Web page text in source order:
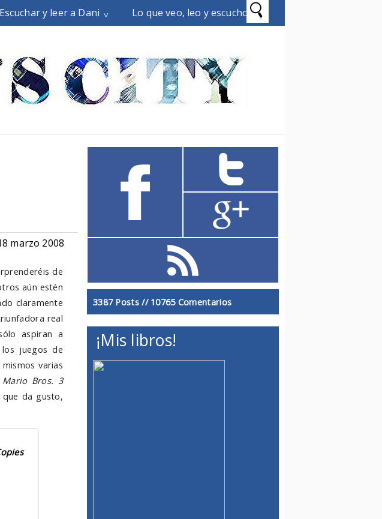
Escuchar y leer a Dani Lo que veo, leo y escucho
marzo 2008
de
aún estén
claramente
real
aspiran a
juegos de
varias
Mario Bros. 3
que da gusto,
3387 Posts // 10765 Comentarios
¡Mis libros!